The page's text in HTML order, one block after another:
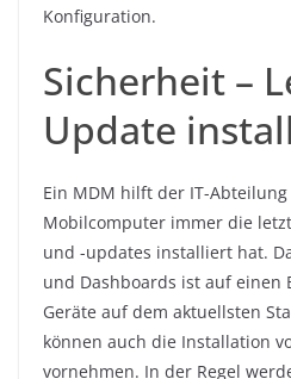
Konfiguration.
Sicherheit –
Update
Ein MDM hilft der IT-
Mobilcomputer immer die
und -updates installiert hat.
und Dashboards ist auf einen
Geräte auf dem aktuellsten
können auch die Installation
vornehmen. In der Regel